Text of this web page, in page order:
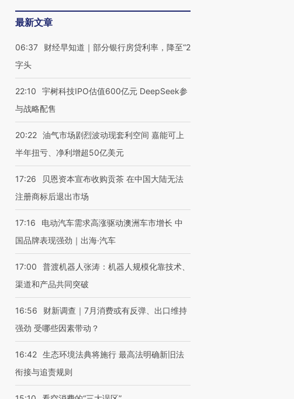
最新文章
06:37
财经早知道｜部分银行房贷利率，降至“2
字头
22:10
宇树科技IPO估值600亿元 DeepSeek参
与战略配售
20:22 油气市场剧烈波动现套利空间 嘉能可上
半年扭亏、净利增超50亿美元
17:26
贝恩资本宣布收购贡茶 在中国大陆无法
注册商标后退出市场
17:16
电动汽车需求高涨驱动澳洲车市增长 中
国品牌表现强劲｜出海·汽车
17:00
普渡机器人张涛：机器人规模化靠技术、
渠道和产品共同突破
16:56
财新调查｜7月消费或有反弹、出口维持
强劲 受哪些因素带动？
16:42 生态环境法典将施行 最高法明确新旧法
衔接与追责规则